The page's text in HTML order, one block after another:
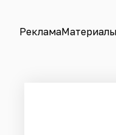
РекламаМатериалы